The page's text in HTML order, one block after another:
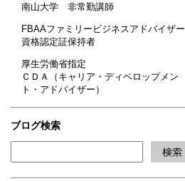
南山大学 非常勤講師
FBAAファミリービジネスアドバイザー
資格認定証保持者
厚生労働省指定
ＣＤＡ（キャリア・ディベロップメン
ト・アドバイザー）
ブログ検索